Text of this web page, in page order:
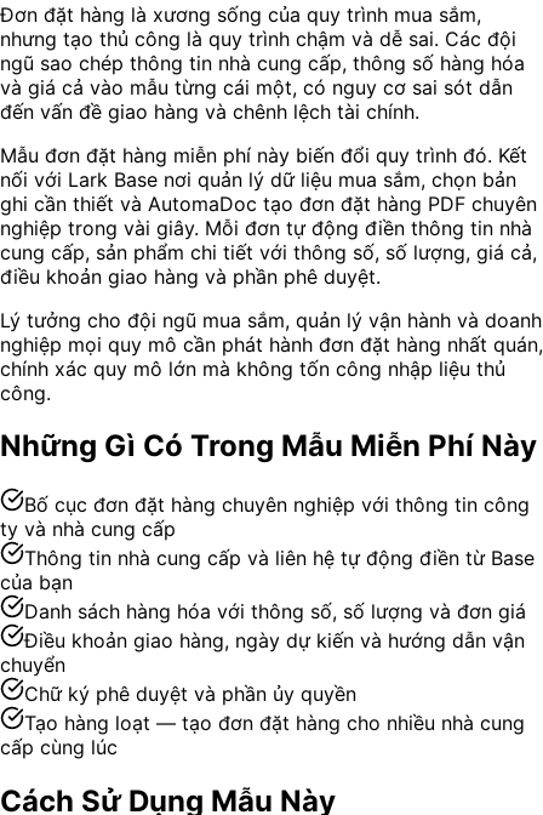
Đơn đặt hàng là xương sống của quy trình mua sắm,
nhưng tạo thủ công là quy trình chậm và dễ sai. Các đội
ngũ sao chép thông tin nhà cung cấp, thông số hàng hóa
và giá cả vào mẫu từng cái một, có nguy cơ sai sót dẫn
đến vấn đề giao hàng và chênh lệch tài chính.
Mẫu đơn đặt hàng miễn phí này biến đổi quy trình đó. Kết
nối với Lark Base nơi quản lý dữ liệu mua sắm, chọn bản
ghi cần thiết và AutomaDoc tạo đơn đặt hàng PDF chuyên
nghiệp trong vài giây. Mỗi đơn tự động điền thông tin nhà
cung cấp, sản phẩm chi tiết với thông số, số lượng, giá cả,
điều khoản giao hàng và phần phê duyệt.
Lý tưởng cho đội ngũ mua sắm, quản lý vận hành và doanh
nghiệp mọi quy mô cần phát hành đơn đặt hàng nhất quán,
chính xác quy mô lớn mà không tốn công nhập liệu thủ
công.
Những Gì Có Trong Mẫu Miễn Phí Này
Bố cục đơn đặt hàng chuyên nghiệp với thông tin công
ty và nhà cung cấp
Thông tin nhà cung cấp và liên hệ tự động điền từ Base
của bạn
Danh sách hàng hóa với thông số, số lượng và đơn giá
Điều khoản giao hàng, ngày dự kiến và hướng dẫn vận
chuyển
Chữ ký phê duyệt và phần ủy quyền
Tạo hàng loạt — tạo đơn đặt hàng cho nhiều nhà cung
cấp cùng lúc
Cách Sử Dụng Mẫu Này